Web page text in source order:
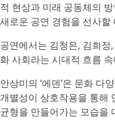
적 현상과 미래 공동체의
새로운 공연 경험을 선사할
공연에서는 김청은, 김희
화 사회라는 시대적 흐름 속
안상미의 ‘에덴’은 문화 다
개별성이 상호작용을 통해
균형을 만들어가는 모습을